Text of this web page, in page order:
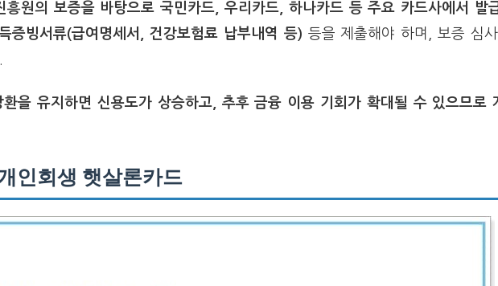
흥원의 보증을 바탕으로 국민카드, 우리카드, 하나카드 등 주요 카드사에서 발
증빙서류(급여명세서, 건강보험료 납부내역 등) 등을 제출해야 하며, 보증 심
을 유지하면 신용도가 상승하고, 추후 금융 이용 기회가 확대될 수 있으므로
인회생 햇살론카드